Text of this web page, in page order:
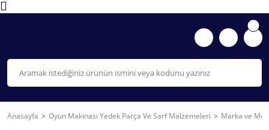
Anasayfa Oyun Makinası Yedek Parça Ve Sarf Malzemeleri Marka ve